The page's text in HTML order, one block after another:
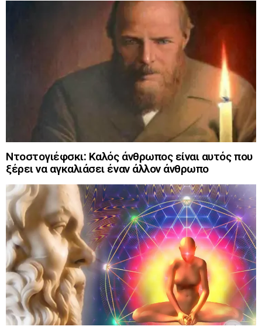
Ντοστογιέφσκι: Καλός άνθρωπος είναι αυτός που
ξέρει να αγκαλιάσει έναν άλλον άνθρωπο